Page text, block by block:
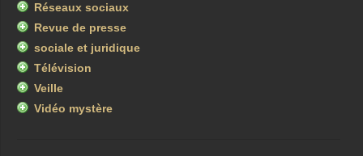
Réseaux sociaux
Revue de presse
sociale et juridique
Télévision
Veille
Vidéo mystère